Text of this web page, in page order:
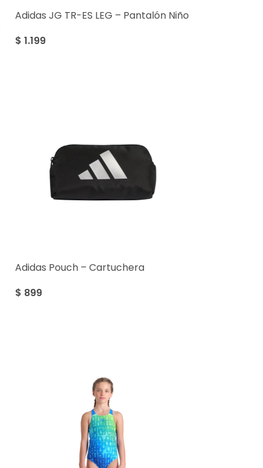
Adidas JG TR-ES LEG – Pantalón Niño
$ 1.199
Adidas Pouch – Cartuchera
$ 899